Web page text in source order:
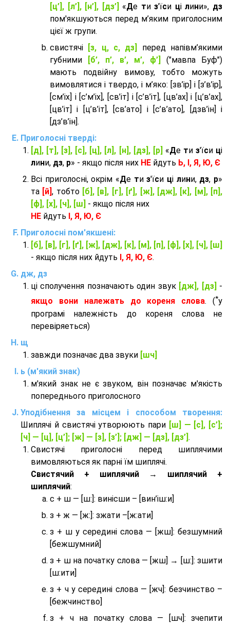
[ц’], [л’], [н’], [дз’] «Де тиз'їси цілини», дз
пом'якшуються перед м’яким приголосним
цієї ж групи.
cвистячі
[з, ц, с, дз]
перед напівм’якими
губними
[б’, п’, в’, м’, ф’]
("мавпа Буф")
мають подвійну вимову, тобто можуть
вимовлятися і твердо, і м’яко: [зв’ір] і [з’в’ір],
[см’іх] і [с’м’іх], [св’іт] і [с’в’іт], [цв’ах] і [ц’в’ах],
[цв’іт] і [ц’в’іт], [св’ато] і [с’в’ато], [дзв’iн] і
[дз’в’iн].
Приголосні тверді:
[д], [т], [з], [с], [ц], [л], [н], [дз], [р] «Де ти з'їси ці
лини, дз, р» - якщо після них НЕ йдуть Ь, І, Я, Ю, Є
Всі приголосні, окрім «Де тиз'їси ці лини, дз, р»
та [й], тобто [б], [в], [г], [ґ], [ж], [дж], [к], [м], [п],
[ф], [х], [ч], [ш] - якщо після них
НЕ йдуть І, Я, Ю, Є
Приголосні пом'якшені:
[б], [в], [г], [ґ], [ж], [дж], [к], [м], [п], [ф], [х], [ч], [ш]
- якщо після них йдуть І, Я, Ю, Є.
дж, дз
ці сполучення позначають один звук [дж], [дз] -
якщо вони належать до кореня слова. (*у
програмі належність до кореня слова не
перевіряеться)
щ
завжди позначає два звуки [шч]
ь (м'який знак)
м'який знак не є звуком, він позначає м'якість
попереднього приголосного
Уподібнення за місцем і способом творення:
Шиплячі й свистячі утворюють пари [ш] — [c], [с’];
[ч] — [ц], [ц’]; [ж] — [з], [з’]; [дж] — [дз], [дз’] .
Свистячі приголосні перед шиплячими
вимовляються як парні їм шиплячі.
Cвистячий + шиплячий → шиплячий +
шиплячий:
с + ш — [ш:]: винісши – [вин’іш:и]
з + ж — [ж:]: зжати –[ж:ати]
з + ш у середині слова — [жш]: безшумний
[бежшумний]
з + ш на початку слова — [жш] → [ш:]: зшити
[ш:ити]
з + ч у середині слова — [жч]: безчинство –
[бежчинство]
з + ч на початку слова — [шч]: зчепити